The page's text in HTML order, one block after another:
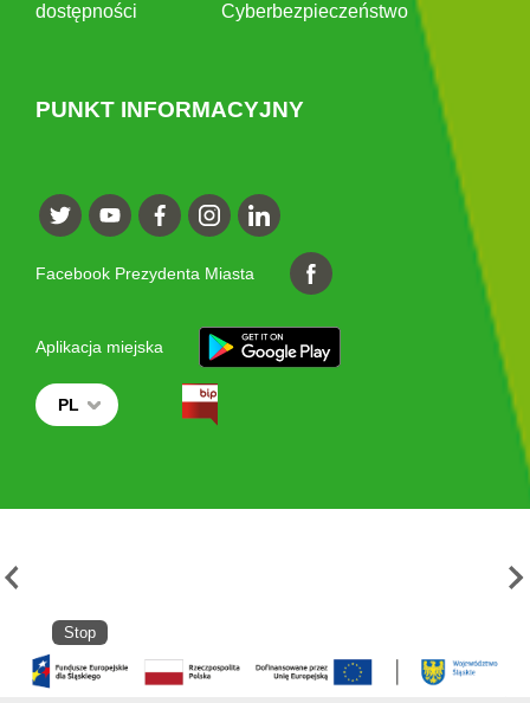
dostępności
Cyberbezpieczeństwo
PUNKT INFORMACYJNY
Facebook Prezydenta Miasta
Aplikacja miejska
PL
Stop